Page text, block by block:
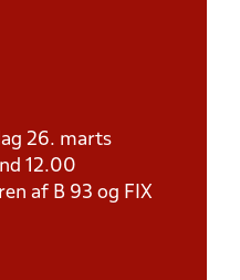
26. marts
12.00
af B 93 og FIX